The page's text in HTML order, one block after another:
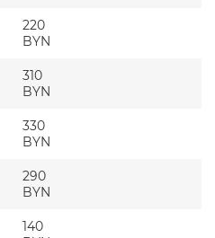
220
BYN
310
BYN
330
BYN
290
BYN
140